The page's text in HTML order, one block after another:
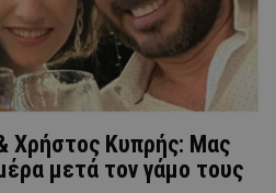
Χρήστος Κυπρής: Μας
μετά τον γάμο τους